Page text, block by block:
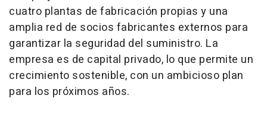
cuatro plantas de fabricación propias y una
amplia red de socios fabricantes externos para
garantizar la seguridad del suministro. La
empresa es de capital privado, lo que permite un
crecimiento sostenible, con un ambicioso plan
para los próximos años.